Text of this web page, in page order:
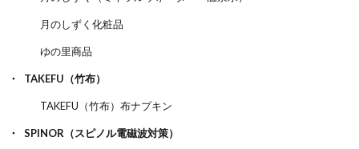
月のしずく化粧品
ゆの里商品
TAKEFU（竹布）
TAKEFU（竹布）布ナプキン
SPINOR（スピノル電磁波対策）